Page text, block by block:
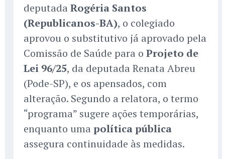
deputada Rogéria Santos
(Republicanos-BA), o colegiado
aprovou o substitutivo já aprovado pela
Comissão de Saúde para o Projeto de
Lei 96/25, da deputada Renata Abreu
(Pode-SP), e os apensados, com
alteração. Segundo a relatora, o termo
“programa” sugere ações temporárias,
enquanto uma política pública
assegura continuidade às medidas.